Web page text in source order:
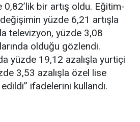
bir artış oldu. Eğitim-
yüzde 6,21 artışla
televizyon, yüzde 3,08
olduğu gözlendi.
yüzde 19,12 azalışla yurtiçi
3,53 azalışla özel lise
ifadelerini kullandı.